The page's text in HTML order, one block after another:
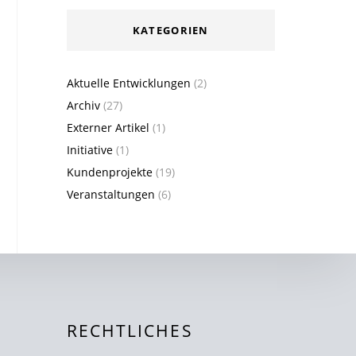
KATEGORIEN
Aktuelle Entwicklungen (2)
Archiv(27)
Externer Artikel (1)
Initiative(1)
Kundenprojekte(19)
Veranstaltungen (6)
RECHTLICHES